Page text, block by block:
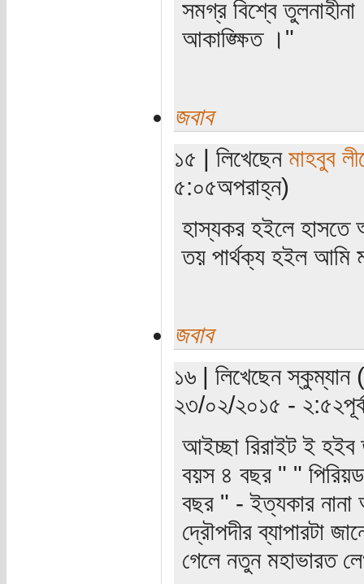
সমগ্র বিশ্বে
আকাঙ্ক্ষিত ।"
জবাব
১৫ | লিখেছেন মাহবুব
৫:০৫অপরাহ্ন)
হাস্যকর হইলে হাসতে
তয় পার্থক্য হইল আমি
জবাব
১৬ | লিখেছেন স্কুম্যান
২৩/০২/২০১৫ -
আইচ্ছা রিরাইট ই
বয়স ৪ বছর " "
বছর " - ইত্যকার নানা
দ্রৌপদীর ব্যাপারটা
গেলে নতুন মহাভারত